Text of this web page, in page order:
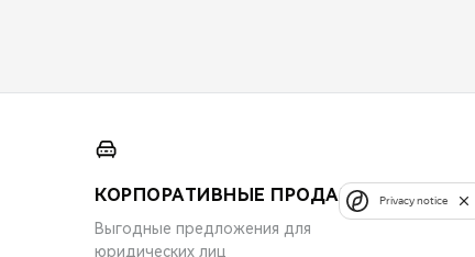
КОРПОРАТИВНЫЕ ПРОДАЖИ
Выгодные предложения для
юридических лиц
Privacy notice